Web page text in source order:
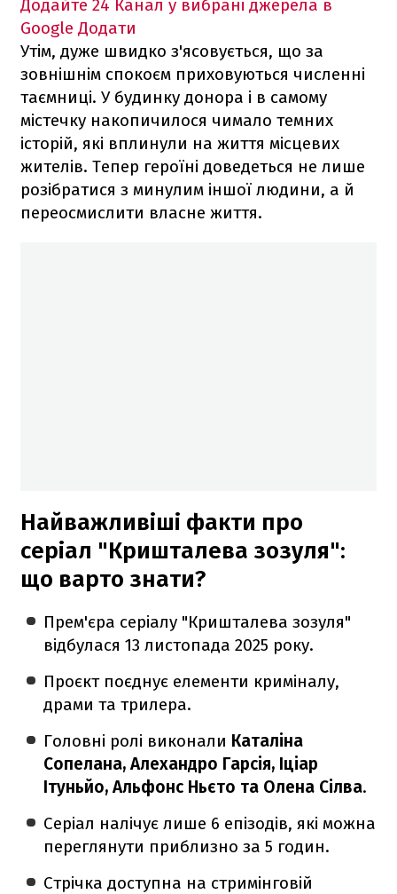
Додайте 24 Канал у вибрані джерела в
Google Додати
Утім, дуже швидко з'ясовується, що за
зовнішнім спокоєм приховуються численні
таємниці. У будинку донора і в самому
містечку накопичилося чимало темних
історій, які вплинули на життя місцевих
жителів. Тепер героїні доведеться не лише
розібратися з минулим іншої людини, а й
переосмислити власне життя.
Найважливіші факти про
серіал "Кришталева зозуля":
що варто знати?
Прем'єра серіалу "Кришталева зозуля"
відбулася 13 листопада 2025 року.
Проєкт поєднує елементи криміналу,
драми та трилера.
Головні ролі виконали Каталіна
Сопелана, Алехандро Гарсія, Іціар
Ітуньйо, Альфонс Ньєто та Олена Сілва.
Серіал налічує лише 6 епізодів, які можна
переглянути приблизно за 5 годин.
Стрічка доступна на стримінговій